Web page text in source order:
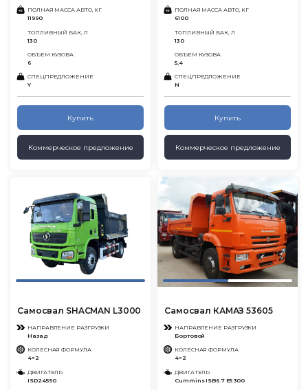
ПОЛНАЯ МАССА АВТО, КГ
11990
ТОПЛИВНЫЙ БАК, Л
130
ОБЪЕМ КУЗОВА
6
СПЕЦПРЕДЛОЖЕНИЕ
Y
Купить
Коммерческое предложение
ПОЛНАЯ МАССА АВТО, КГ
6100
ТОПЛИВНЫЙ БАК, Л
130
ОБЪЕМ КУЗОВА
5,4
СПЕЦПРЕДЛОЖЕНИЕ
N
Купить
Коммерческое предложение
Самосвал SHACMAN L3000
НАПРАВЛЕНИЕ РАЗГРУЗКИ
Назад
КОЛЕСНАЯ ФОРМУЛА
4×2
ДВИГАТЕЛЬ
ISD245 50
Самосвал КАМАЗ 53605
НАПРАВЛЕНИЕ РАЗГРУЗКИ
Бортовой
КОЛЕСНАЯ ФОРМУЛА
4×2
ДВИГАТЕЛЬ
Cummins ISB6.7 E5 300